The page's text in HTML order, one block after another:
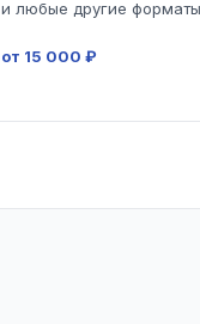
и любые другие
от 15 000 ₽